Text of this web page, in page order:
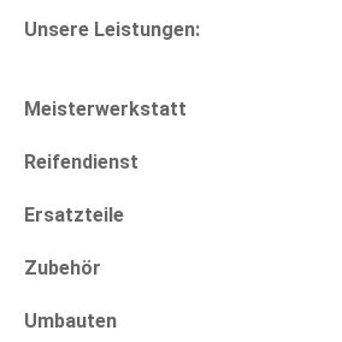
Unsere Leistungen:
Meisterwerkstatt
Reifendienst
Ersatzteile
Zubehör
Umbauten